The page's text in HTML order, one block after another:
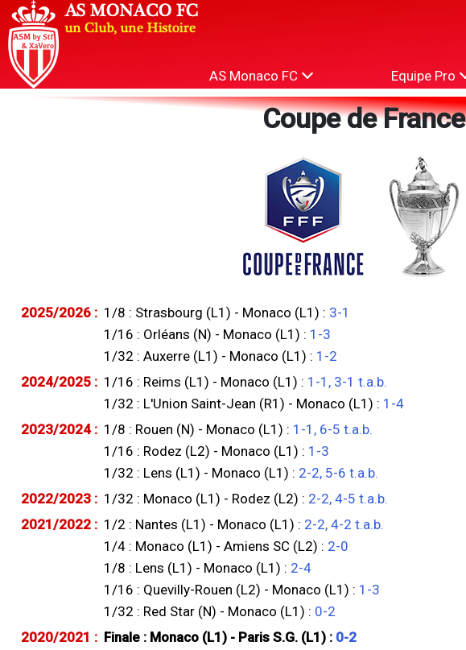
AS Monaco FC Equipe Pro
Coupe de France
2025/2026 : 1/8 : Strasbourg (L1) - Monaco (L1) : 3-1
1/16 : Orléans (N) - Monaco (L1) : 1-3
1/32 : Auxerre (L1) - Monaco (L1) : 1-2
2024/2025 : 1/16 : Reims (L1) - Monaco (L1) : 1-1, 3-1 t.a.b.
1/32 : L'Union Saint-Jean (R1) - Monaco (L1) : 1-4
2023/2024 : 1/8 : Rouen (N) - Monaco (L1) : 1-1, 6-5 t.a.b.
1/16 : Rodez (L2) - Monaco (L1) : 1-3
1/32 : Lens (L1) - Monaco (L1) : 2-2, 5-6 t.a.b.
2022/2023 : 1/32 : Monaco (L1) - Rodez (L2) : 2-2, 4-5 t.a.b.
2021/2022 : 1/2 : Nantes (L1) - Monaco (L1) : 2-2, 4-2 t.a.b.
1/4 : Monaco (L1) - Amiens SC (L2) : 2-0
1/8 : Lens (L1) - Monaco (L1) : 2-4
1/16 : Quevilly-Rouen (L2) - Monaco (L1) : 1-3
1/32 : Red Star (N) - Monaco (L1) : 0-2
2020/2021 : Finale : Monaco (L1) - Paris S.G. (L1) : 0-2